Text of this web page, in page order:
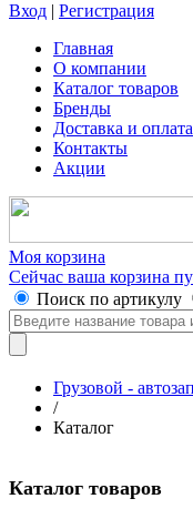
Вход | Регистрация
Главная
О компании
Каталог товаров
Бренды
Доставка и оплата
Контакты
Акции
Моя корзина
Сейчас ваша корзина
Поиск по артикулу
Грузовой -
/
Каталог
Каталог товаров